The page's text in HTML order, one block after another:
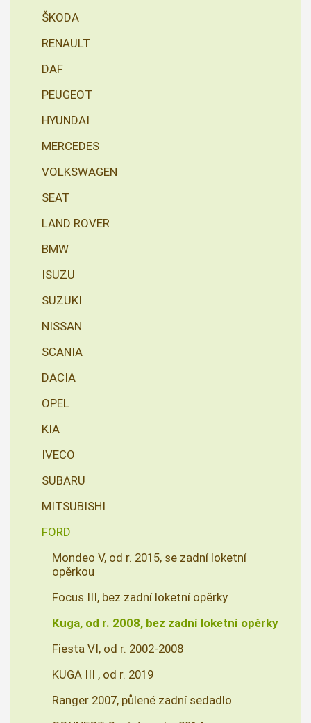
ŠKODA
RENAULT
DAF
PEUGEOT
HYUNDAI
MERCEDES
VOLKSWAGEN
SEAT
LAND ROVER
BMW
ISUZU
SUZUKI
NISSAN
SCANIA
DACIA
OPEL
KIA
IVECO
SUBARU
MITSUBISHI
FORD
Mondeo V, od r. 2015, se zadní loketní
opěrkou
Focus III, bez zadní loketní opěrky
Kuga, od r. 2008, bez zadní loketní opěrky
Fiesta VI, od r. 2002-2008
KUGA III , od r. 2019
Ranger 2007, půlené zadní sedadlo